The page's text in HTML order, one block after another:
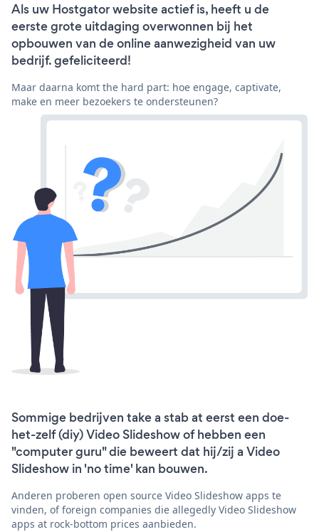
Als uw Hostgator website actief is, heeft u de
eerste grote uitdaging overwonnen bij het
opbouwen van de online aanwezigheid van uw
bedrijf. gefeliciteerd!
Maar daarna komt the hard part: hoe engage, captivate,
make en meer bezoekers te ondersteunen?
Sommige bedrijven take a stab at eerst een doe-
het-zelf (diy) Video Slideshow of hebben een
"computer guru" die beweert dat hij/zij a Video
Slideshow in 'no time' kan bouwen.
Anderen proberen open source Video Slideshow apps te
vinden, of foreign companies die allegedly Video Slideshow
apps at rock-bottom prices aanbieden.